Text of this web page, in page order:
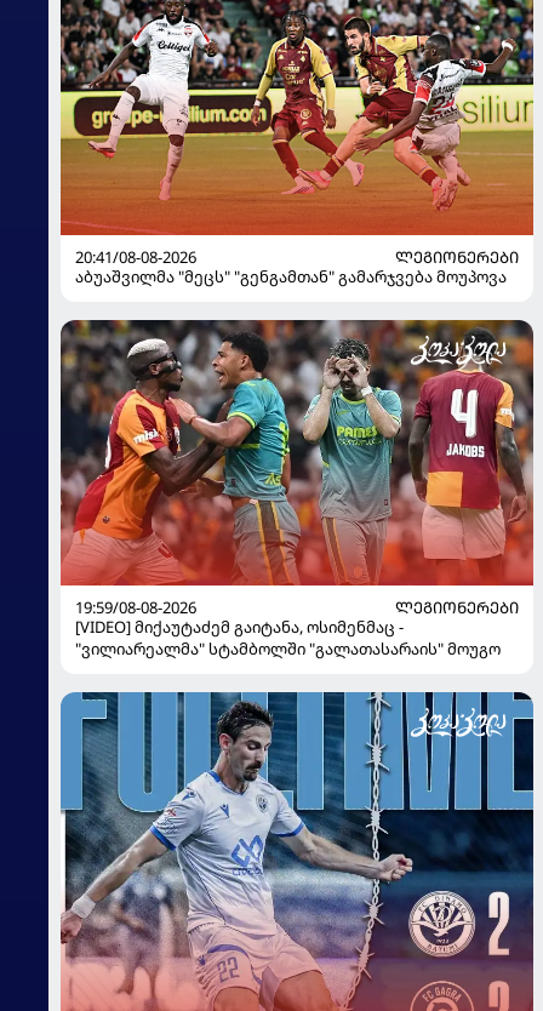
20:41/08-08-2026
ᲚᲔᲒᲘᲝᲜᲔᲠᲔᲑᲘ
აბუაშვილმა "მეცს" "გენგამთან" გამარჯვება მოუპოვა
19:59/08-08-2026
ᲚᲔᲒᲘᲝᲜᲔᲠᲔᲑᲘ
[VIDEO] მიქაუტაძემ გაიტანა, ოსიმენმაც -
"ვილიარეალმა" სტამბოლში "გალათასარაის" მოუგო